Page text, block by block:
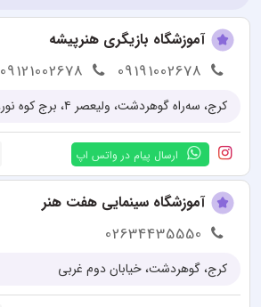
آموزشگاه بازیگری هنرپیشه
09191002678
09121002678
کرج، سه‌راه گوهردشت، ولیعصر ۴، برج کوه نور، طبقه اول، واحد ۲
ارسال پیام در واتس اپ
آموزشگاه سینمایی هفت هنر
02634435550
کرج، گوهردشت، خیابان دوم غربی